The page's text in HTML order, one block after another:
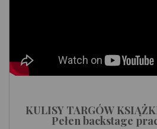
KULISY TARGÓW
Pełen backstage